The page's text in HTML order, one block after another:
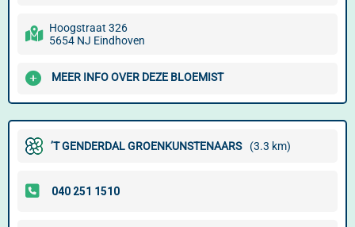
Hoogstraat 326
5654 NJ Eindhoven
MEER INFO OVER DEZE BLOEMIST
’T GENDERDAL GROENKUNSTENAARS (3.3 km)